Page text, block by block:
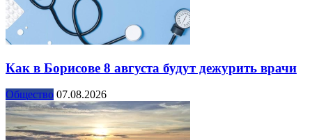
Как в Борисове 8 августа будут дежурить врачи
Общество 07.08.2026